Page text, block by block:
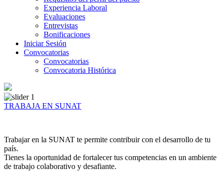
Experiencia Laboral
Evaluaciones
Entrevistas
Bonificaciones
Iniciar Sesión
Convocatorias
Convocatorias
Convocatoria Histórica
TRABAJA EN SUNAT
Trabajar en la SUNAT te permite contribuir con el desarrollo de tu
país.
Tienes la oportunidad de fortalecer tus competencias en un ambiente
de trabajo colaborativo y desafiante.